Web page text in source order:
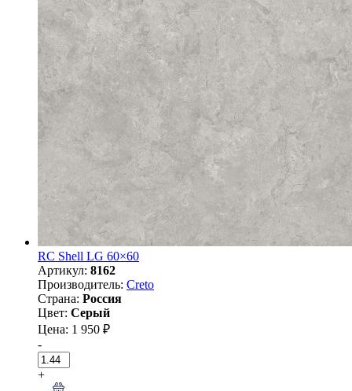
RC Shell LG 60×60
Артикул: 8162
Производитель: Creto
Страна: Россия
Цвет: Серый
Цена: 1 950 ₽
-
+